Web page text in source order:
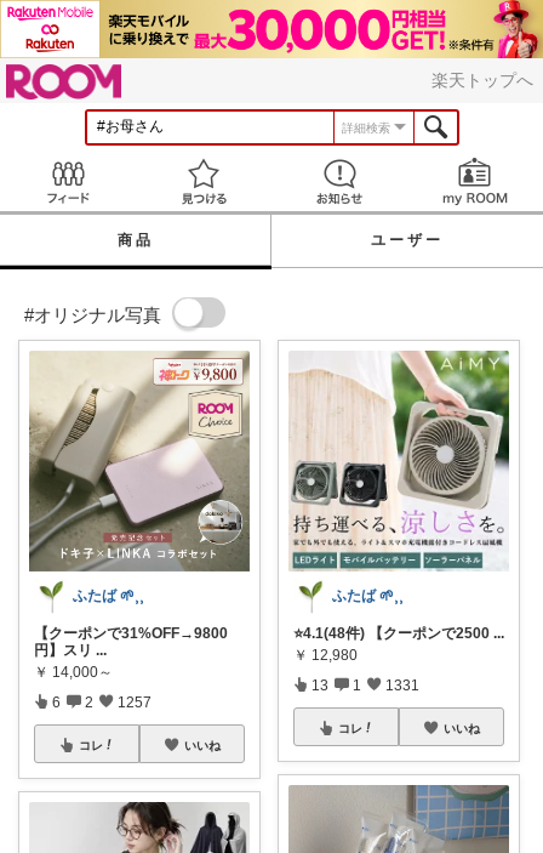
楽天トップへ
詳細検索
見つける お知らせ
商品 ユーザー
#オリジナル写真
ふたば 🌱⸒⸒
【クーポンで31%OFF→9800
円】スリ ...
￥ 14,000～
6 2 1257
コレ いいね
ふたば 🌱⸒⸒
⭐️4.1(48件) 【クーポンで2500 ...
￥ 12,980
13 1 1331
コレ いいね